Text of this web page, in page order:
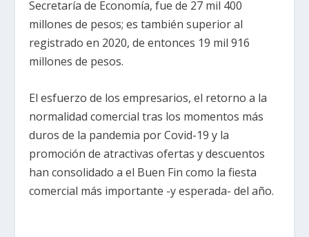
Secretaría de Economía, fue de 27 mil 400
millones de pesos; es también superior al
registrado en 2020, de entonces 19 mil 916
millones de pesos.
El esfuerzo de los empresarios, el retorno a la
normalidad comercial tras los momentos más
duros de la pandemia por Covid-19 y la
promoción de atractivas ofertas y descuentos
han consolidado a el Buen Fin como la fiesta
comercial más importante -y esperada- del año.